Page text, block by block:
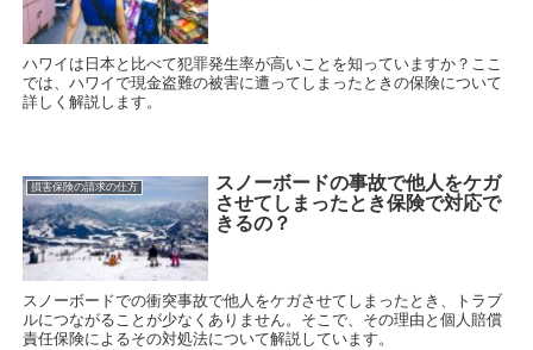
ハワイは日本と比べて犯罪発生率が高いことを知っていますか？ここ
では、ハワイで現金盗難の被害に遭ってしまったときの保険について
詳しく解説します。
損害保険の請求の仕方
スノーボードの事故で他人をケガ
させてしまったとき保険で対応で
きるの？
スノーボードでの衝突事故で他人をケガさせてしまったとき、トラブ
ルにつながることが少なくありません。そこで、その理由と個人賠償
責任保険によるその対処法について解説しています。